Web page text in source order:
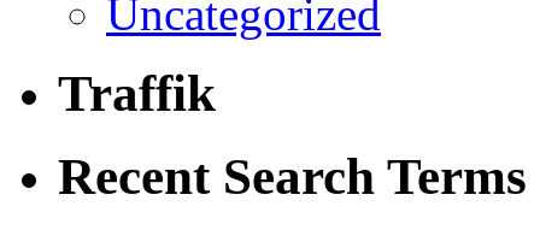
Uncategorized
Traffik
Recent Search Terms